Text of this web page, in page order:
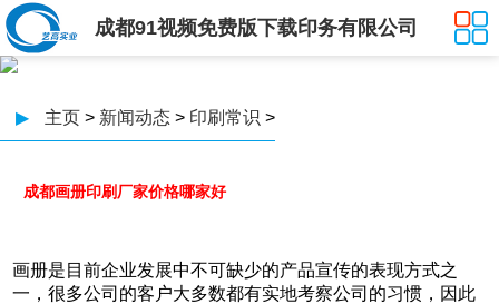
成都91视频免费版下载印务有限公司
▶ 主页 > 新闻动态 > 印刷常识 >
成都画册印刷厂家价格哪家好
画册是目前企业发展中不可缺少的产品宣传的表现方式之
一，很多公司的客户大多数都有实地考察公司的习惯，因此